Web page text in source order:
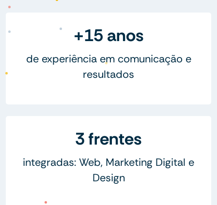
+15 anos
de experiência em comunicação e
resultados
3 frentes
integradas: Web, Marketing Digital e
Design